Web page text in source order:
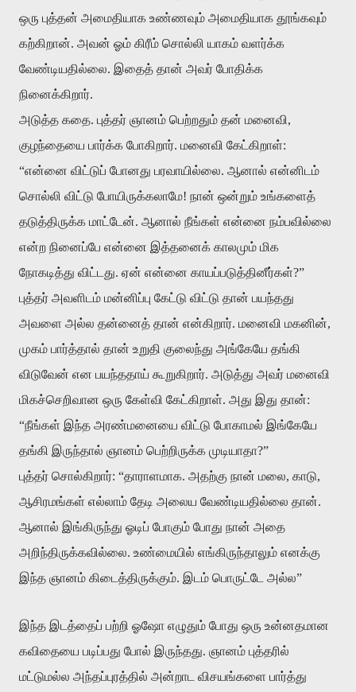
ஒரு புத்தன் அமைதியாக உண்ணவும் அமைதியாக தூங்கவும்
கற்கிறான். அவன் ஓம் கிரீம் சொல்லி யாகம் வளர்க்க
வேண்டியதில்லை. இதைத் தான் அவர் போதிக்க
நினைக்கிறார்.
அடுத்த கதை. புத்தர் ஞானம் பெற்றதும் தன் மனைவி,
குழந்தையை பார்க்க போகிறார். மனைவி கேட்கிறாள்:
“என்னை விட்டுப் போனது பரவாயில்லை. ஆனால் என்னிடம்
சொல்லி விட்டு போயிருக்கலாமே! நான் ஒன்றும் உங்களைத்
தடுத்திருக்க மாட்டேன். ஆனால் நீங்கள் என்னை நம்பவில்லை
என்ற நினைப்பே என்னை இத்தனைக் காலமும் மிக
நோகடித்து விட்டது. ஏன் என்னை காயப்படுத்தினீர்கள்?”
புத்தர் அவளிடம் மன்னிப்பு கேட்டு விட்டு தான் பயந்தது
அவளை அல்ல தன்னைத் தான் என்கிறார். மனைவி மகனின்,
முகம் பார்த்தால் தான் உறுதி குலைந்து அங்கேயே தங்கி
விடுவேன் என பயந்ததாய் கூறுகிறார். அடுத்து அவர் மனைவி
மிகச்செறிவான ஒரு கேள்வி கேட்கிறாள். அது இது தான்:
“நீங்கள் இந்த அரண்மனையை விட்டு போகாமல் இங்கேயே
தங்கி இருந்தால் ஞானம் பெற்றிருக்க முடியாதா?”
புத்தர் சொல்கிறார்: “தாராளமாக. அதற்கு நான் மலை, காடு,
ஆசிரமங்கள் எல்லாம் தேடி அலைய வேண்டியதில்லை தான்.
ஆனால் இங்கிருந்து ஓடிப் போகும் போது நான் அதை
அறிந்திருக்கவில்லை. உண்மையில் எங்கிருந்தாலும் எனக்கு
இந்த ஞானம் கிடைத்திருக்கும். இடம் பொருட்டே அல்ல”
இந்த இடத்தைப் பற்றி ஓஷோ எழுதும் போது ஒரு உன்னதமான
கவிதையை படிப்பது போல் இருந்தது. ஞானம் புத்தரில்
மட்டுமல்ல அந்தப்புரத்தில் அன்றாட விசயங்களை பார்த்து